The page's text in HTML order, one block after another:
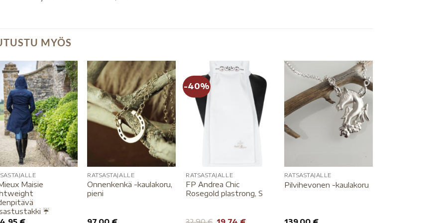
MYÖS
Maisie
☔️
RATSASTAJALLE
Onnenkenkä -kaulakoru,
pieni
-40%
RATSASTAJALLE
FP Andrea Chic
Rosegold plastrong, S
RATSASTAJALLE
Pilvihevonen -kaulakoru